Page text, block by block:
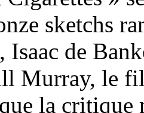
sketchs
Isaac de
Murray, le
la critique